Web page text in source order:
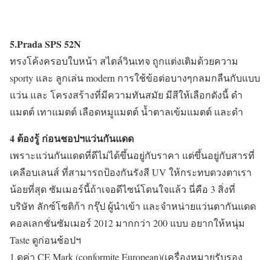
5.Prada SPS 52N
ทรงโค้งครอบใบหน้า สไตล์วินเทจ ถูกแต่งเติมด้วยความ
sporty และ ลูกเล่น modern การใช้ข้อต่อบางๆกลมกลืนกับแบบ
แว่น และ โครงสร้างที่มีความทันสมัย มีสีให้เลือกดังนี้ ดำ
แมตต์ เทาแมตต์ เลือดหมูแมตต์ น้ำตาลเข้มแมตต์ และดำ
4 ต้องรู้ ก่อนชอปฯแว่นกันแดด
เพราะแว่นกันแดดที่ดีไม่ได้ขึ้นอยู่กับราคา แต่ขึ้นอยู่กับสารที่
เคลือบเลนส์ ที่สามารถป้องกันรังสี UV ให้กระทบดวงตาเรา
น้อยที่สุด ซัมเมอร์นี้ถ้าเจอดีไซน์โดนใจแล้ว นี่คือ 3 สิ่งที่
บริษัท ลักซ์โซติก้า กรุ๊ป ผู้นำเข้า และจำหน่ายแว่นตากันแดด
คอลเลกชั่นซัมเมอร์ 2012 มากกว่า 200 แบบ อยากให้หนุ่ม
Taste ดูก่อนช้อปฯ
1.ดูค่า CE Mark (conformite European)(เครื่องหมายรับรอง